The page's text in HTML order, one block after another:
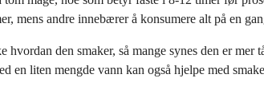
mens andre innebærer å konsumere alt på en
hvordan den smaker, så mange synes den er
en liten mengde vann kan også hjelpe med